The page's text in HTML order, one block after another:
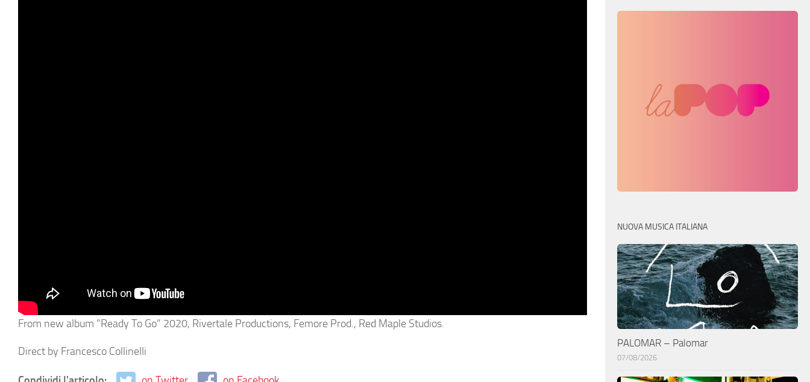
From new album ”Ready To Go” 2020, Rivertale Productions, Femore Prod., Red Maple Studios.
Direct by Francesco Collinelli
NUOVA MUSICA ITALIANA
PALOMAR – Palomar
07/08/2026